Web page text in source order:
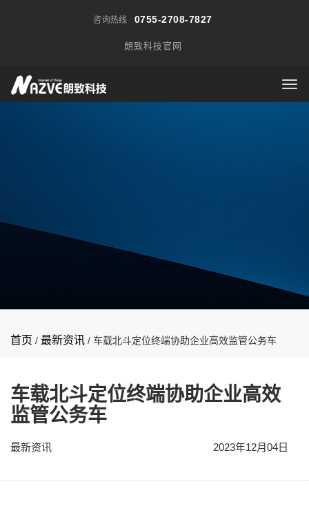
咨询热线 0755-2708-7827
朗致科技官网
首页 / 最新资讯 / 车载北斗定位终端协助企业高效监管公务车
车载北斗定位终端协助企业高效
监管公务车
最新资讯 2023年12月04日